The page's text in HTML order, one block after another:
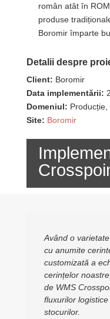
român atât în
produse
Boromir împarte
Detalii despre
Client: Boromir
Data implementării:
Domeniul:
Site: Boromir
Având o
cu anumite
customizată a
cerințelor
de WMS
fluxurilor
stocurilor.